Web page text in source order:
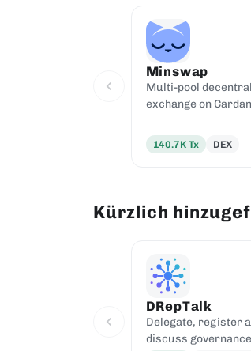
Minswap
Multi-pool
exchange on
140.7K Tx DEX
Kürzlich
DRepTalk
Delegate, register
discuss governance